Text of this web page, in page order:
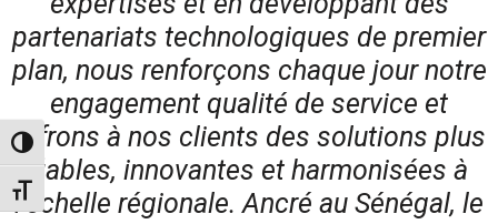
Toggle High Contrast
Toggle Font size
partenariats technologiques de premier
plan, nous renforçons chaque jour notre
engagement qualité de service et
offrons à nos clients des solutions plus
fiables, innovantes et harmonisées à
l’échelle régionale. Ancré au Sénégal, le